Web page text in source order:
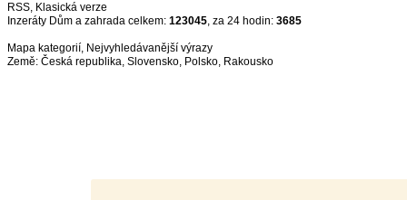
RSS,
Inzeráty Dům a zahrada celkem: 123045, za 24 hodin: 3685
Mapa kategorií, Nejvyhledávanější výrazy
Země: Česká republika, Slovensko, Polsko, Rakousko